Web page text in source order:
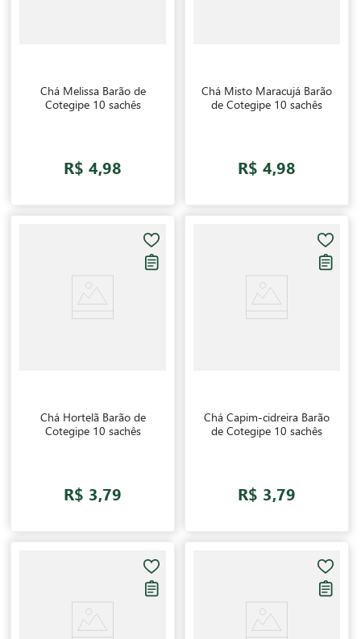
Chá Melissa Barão de
Cotegipe 10 sachês
R$ 4,98
Chá Misto Maracujá Barão
de Cotegipe 10 sachês
R$ 4,98
Chá Hortelã Barão de
Cotegipe 10 sachês
R$ 3,79
Chá Capim-cidreira Barão
de Cotegipe 10 sachês
R$ 3,79